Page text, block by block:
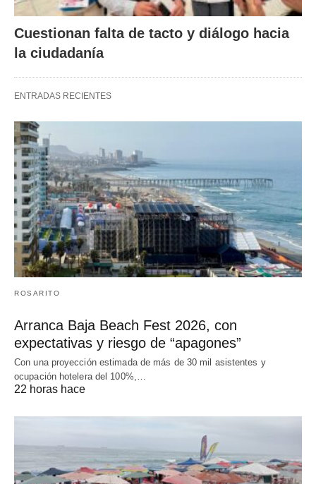
Cuestionan falta de tacto y diálogo hacia
la ciudadanía
ENTRADAS RECIENTES
ROSARITO
Arranca Baja Beach Fest 2026, con
expectativas y riesgo de “apagones”
Con una proyección estimada de más de 30 mil asistentes y
ocupación hotelera del 100%,…
22 horas hace